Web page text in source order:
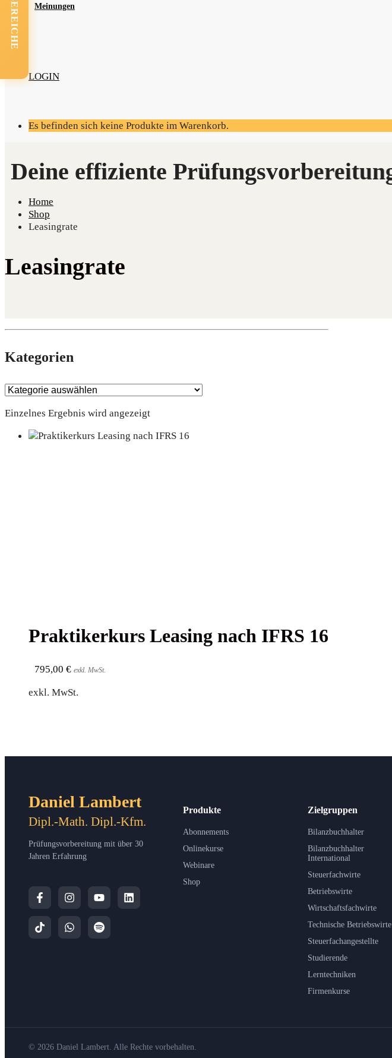
Mei­nun­gen
LOGIN
Es befinden sich keine Produkte im Warenkorb.
Home
Shop
Leasingrate
Leasingrate
Kate­go­rien
Einzelnes Ergebnis wird angezeigt
Prak­ti­ker­kurs Lea­sing nach IFRS 16
795,00 € exkl. MwSt.
exkl. MwSt.
Daniel Lambert
Dipl.-Math. Dipl.-Kfm.
Prüfungsvorbereitung mit über 30
Jahren Erfahrung
Produkte
Abonnements
Onlinekurse
Webinare
Shop
Zielgruppen
Bilanzbuchhalter
Bilanzbuchhalter
International
Steuerfachwirte
Betriebswirte
Wirtschaftsfachwirte
Technische Betriebswirte
Steuerfachangestellte
Studierende
Lerntechniken
Firmenkurse
© 2026 Daniel Lambert. Alle Rechte vorbehalten.